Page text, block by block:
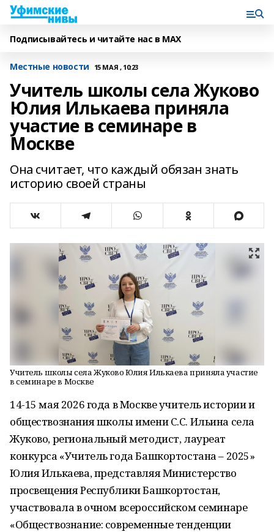
Подписывайтесь и читайте нас в MAX
Местные новости 15 МАЯ , 10:23
Учитель школы села Жуково
Юлия Илькаева приняла
участие в семинаре в
Москве
Она считает, что каждый обязан знать
историю своей страны
Учитель школы села Жуково Юлия Илькаева приняла участие
в семинаре в Москве
14-15 мая 2026 года в Москве учитель истории и
обществознания школы имени С.С. Ильина села
Жуково, региональный методист, лауреат
конкурса «Учитель года Башкортостана – 2025»
Юлия Илькаева, представляя Министерство
просвещения Республики Башкортостан,
участвовала в очном всероссийском семинаре
«Обществознание: современные тенденции